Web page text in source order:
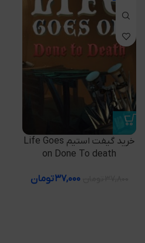
خرید گیفت استیم Life Goes
on Done To death
۳۷,۰۰۰تومان